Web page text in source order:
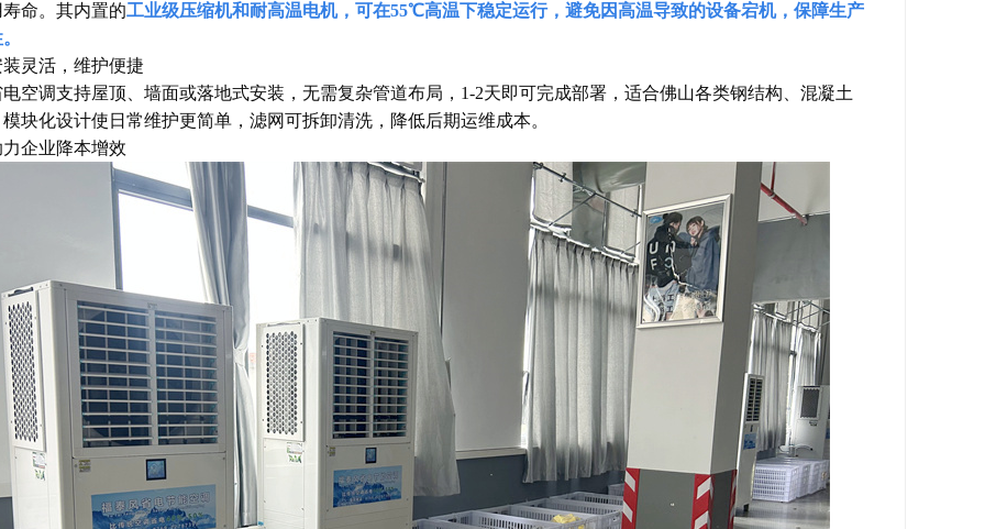
命。其内置的工业级压缩机和耐高温电机，可在55℃高温下稳定运行，避免因高温导致的设备宕机，保障生产
灵活，维护便捷
空调支持屋顶、墙面或落地式安装，无需复杂管道布局，1-2天即可完成部署，适合佛山各类钢结构、混凝土
块化设计使日常维护更简单，滤网可拆卸清洗，降低后期运维成本。
企业降本增效